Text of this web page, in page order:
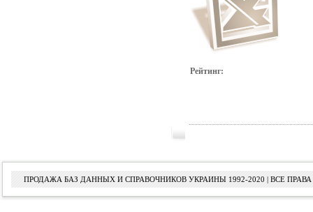
Рейтинг:
ПРОДАЖА БАЗ ДАННЫХ И СПРАВОЧНИКОВ УКРАИНЫ 1992-2020 | ВСЕ